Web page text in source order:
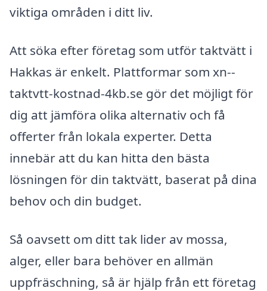
viktiga områden i ditt liv.
Att söka efter företag som utför taktvätt i
Hakkas är enkelt. Plattformar som xn--
taktvtt-kostnad-4kb.se gör det möjligt för
dig att jämföra olika alternativ och få
offerter från lokala experter. Detta
innebär att du kan hitta den bästa
lösningen för din taktvätt, baserat på dina
behov och din budget.
Så oavsett om ditt tak lider av mossa,
alger, eller bara behöver en allmän
uppfräschning, så är hjälp från ett företag